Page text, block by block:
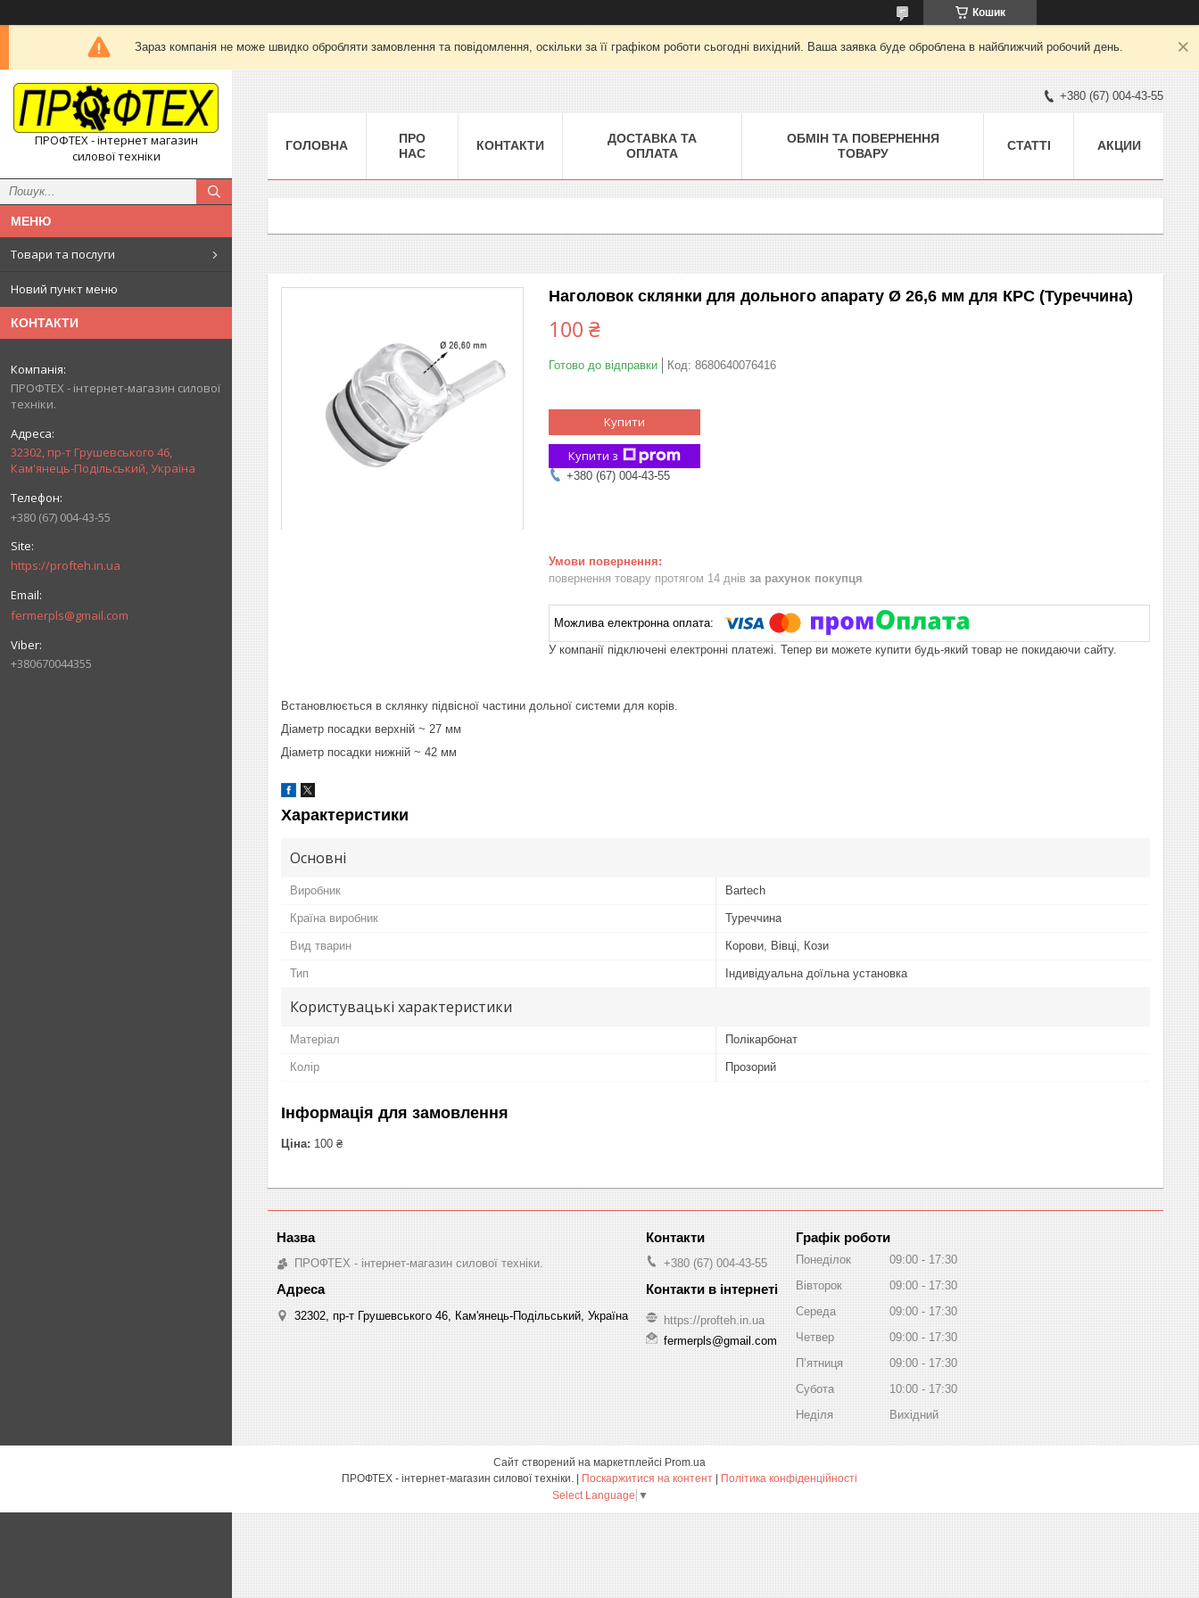
Кошик
Зараз компанія не може швидко обробляти замовлення та повідомлення, оскільки за її графіком роботи сьогодні вихідний. Ваша заявка буде оброблена в найближчий робочий день.
ПРОФТЕХ - інтернет магазин
силової техніки
Товари та послуги
Новий пункт меню
КОНТАКТИ
ПРОФТЕХ - інтернет-магазин силової
техніки.
32302, пр-т Грушевського 46,
Кам'янець-Подільський, Україна
+380 (67) 004-43-55
https://profteh.in.ua
fermerpls@gmail.com
+380670044355
+380 (67) 004-43-55
ГОЛОВНА
ПРО
НАС
КОНТАКТИ
ДОСТАВКА ТА
ОПЛАТА
ОБМІН ТА ПОВЕРНЕННЯ
ТОВАРУ
СТАТТІ АКЦИИ
Наголовок склянки для дольного апарату Ø 26,6 мм для КРС (Туреччина)
100 ₴
Готово до відправки Код: 8680640076416
Купити
Купити з
+380 (67) 004-43-55
повернення товару протягом 14 днів за рахунок покупця
У компанії підключені електронні платежі. Тепер ви можете купити будь-який товар не покидаючи сайту.
Встановлюється в склянку підвісної частини дольної системи для корів.
Діаметр посадки верхній ~ 27 мм
Діаметр посадки нижній ~ 42 мм
Характеристики
Основні
Виробник Bartech
Країна виробник Туреччина
Вид тварин Корови, Вівці, Кози
Тип Індивідуальна доїльна установка
Користувацькі характеристики
Матеріал Полікарбонат
Колір Прозорий
Інформація для замовлення
Ціна: 100 ₴
ПРОФТЕХ - інтернет-магазин силової техніки.
32302, пр-т Грушевського 46, Кам'янець-Подільський, Україна
+380 (67) 004-43-55
https://profteh.in.ua
fermerpls@gmail.com
Графік роботи
Понеділок 09:00
17:30
Вівторок
09:00
17:30
Середа
09:00
17:30
Четвер
09:00
17:30
Пʼятниця
09:00
17:30
Субота
10:00
17:30
Неділя
Вихідний
Сайт створений на маркетплейсі Prom.ua
Поскаржитися на контент
Політика конфіденційності
Select Language ▼